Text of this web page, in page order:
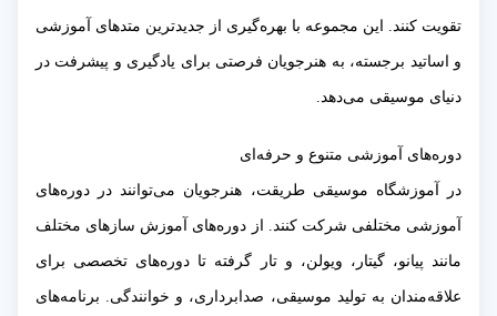
تقویت کنند. این مجموعه با بهره‌گیری از جدیدترین متدهای آموزشی
و اساتید برجسته، به هنرجویان فرصتی برای یادگیری و پیشرفت در
دنیای موسیقی می‌دهد.
دوره‌های آموزشی متنوع و حرفه‌ای
در آموزشگاه موسیقی طریقت، هنرجویان می‌توانند در دوره‌های
آموزشی مختلفی شرکت کنند. از دوره‌های آموزش سازهای مختلف
مانند پیانو، گیتار، ویولن، و تار گرفته تا دوره‌های تخصصی برای
علاقه‌مندان به تولید موسیقی، صدابرداری، و خوانندگی. برنامه‌های